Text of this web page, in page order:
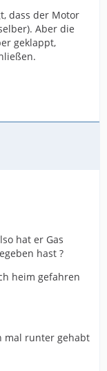
dass der Motor
Aber die
geklappt,
hat er Gas
hast ?
heim gefahren
mal runter gehabt